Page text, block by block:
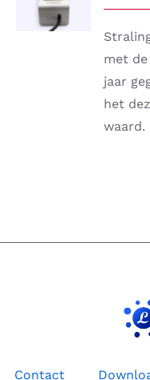
/
DETAILS
met de
jaar
het
waard.
Contact